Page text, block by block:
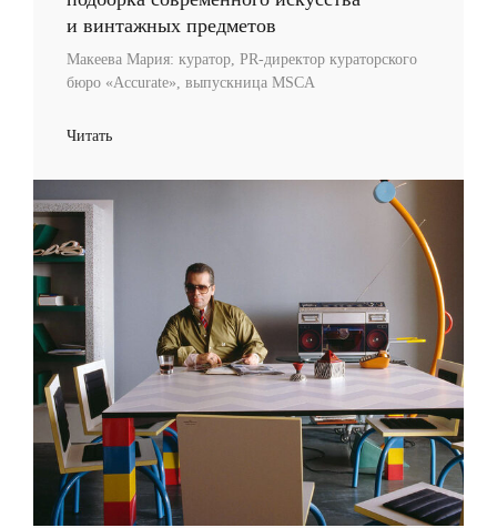
и винтажных предметов
Макеева Мария: куратор, PR-директор кураторского
бюро «Accurate», выпускница MSCA
Читать